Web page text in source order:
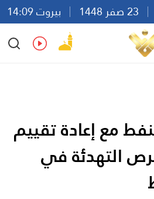
بيروت 14:09
Ar
En Fr Es
مع إعادة تقييم
التهدئة في